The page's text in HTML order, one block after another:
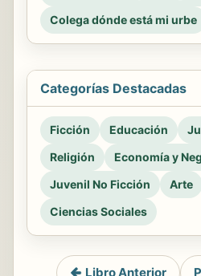
Colega dónde está mi urbe
Categorías Destacadas
Ficción Educación
Religión
Economía y
Juvenil No Ficción
Arte
Ciencias Sociales
Libro Anterior